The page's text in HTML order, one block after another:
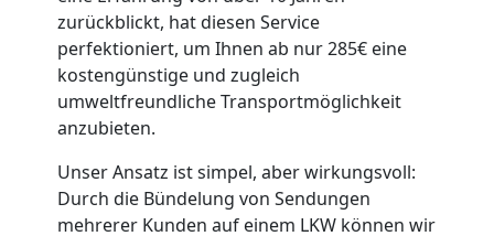
zurückblickt, hat diesen Service
perfektioniert, um Ihnen ab nur 285€ eine
kostengünstige und zugleich
umweltfreundliche Transportmöglichkeit
anzubieten.
Unser Ansatz ist simpel, aber wirkungsvoll:
Durch die Bündelung von Sendungen
mehrerer Kunden auf einem LKW können wir
Möbeltaxi
Wolfsberg
Kleintransport